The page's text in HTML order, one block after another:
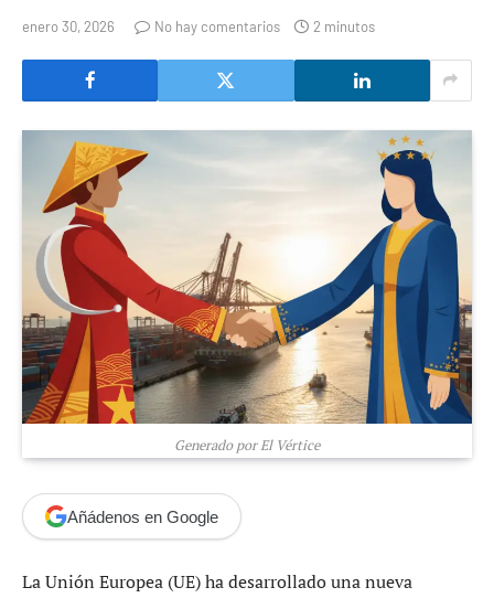
enero 30, 2026 No hay comentarios 2 minutos
Generado por El Vértice
Añádenos en Google
La Unión Europea (UE) ha desarrollado una nueva